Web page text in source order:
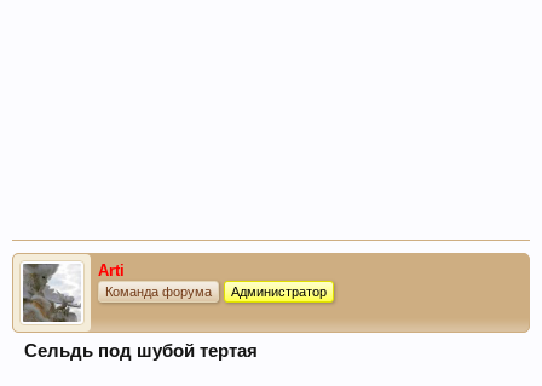
Arti
Команда форума Администратор
Сельдь под шубой тертая